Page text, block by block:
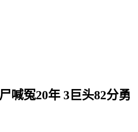
喊冤20年 3巨头82分勇